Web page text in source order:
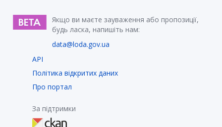
Якщо ви маєте зауваження або пропозиції,
будь ласка, напишіть нам:
data@loda.gov.ua
API
Політика відкритих даних
Про портал
За підтримки